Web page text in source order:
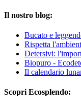
Il nostro blog:
Bucato e
Rispetta
Detersivi:
Biopuro -
Il calendario
Scopri Ecosplendo: